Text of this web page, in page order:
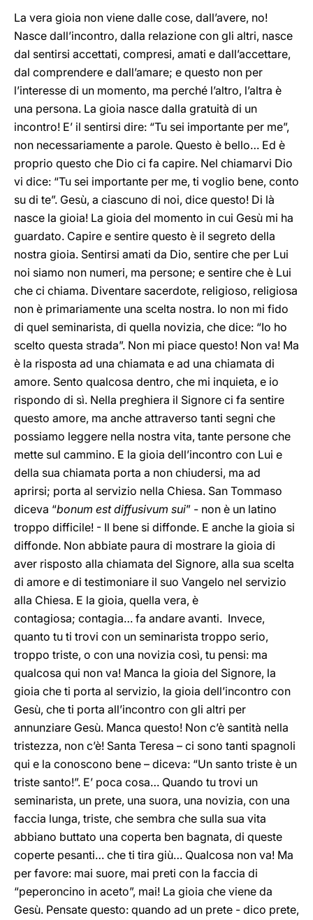
La vera gioia non viene dalle cose, dall’avere, no!
Nasce dall’incontro, dalla relazione con gli altri, nasce
dal sentirsi accettati, compresi, amati e dall’accettare,
dal comprendere e dall’amare; e questo non per
l’interesse di un momento, ma perché l’altro, l’altra è
una persona. La gioia nasce dalla gratuità di un
incontro! E’ il sentirsi dire: “Tu sei importante per me”,
non necessariamente a parole. Questo è bello… Ed è
proprio questo che Dio ci fa capire. Nel chiamarvi Dio
vi dice: “Tu sei importante per me, ti voglio bene, conto
su di te”. Gesù, a ciascuno di noi, dice questo! Di là
nasce la gioia! La gioia del momento in cui Gesù mi ha
guardato. Capire e sentire questo è il segreto della
nostra gioia. Sentirsi amati da Dio, sentire che per Lui
noi siamo non numeri, ma persone; e sentire che è Lui
che ci chiama. Diventare sacerdote, religioso, religiosa
non è primariamente una scelta nostra. Io non mi fido
di quel seminarista, di quella novizia, che dice: “Io ho
scelto questa strada”. Non mi piace questo! Non va! Ma
è la risposta ad una chiamata e ad una chiamata di
amore. Sento qualcosa dentro, che mi inquieta, e io
rispondo di sì. Nella preghiera il Signore ci fa sentire
questo amore, ma anche attraverso tanti segni che
possiamo leggere nella nostra vita, tante persone che
mette sul cammino. E la gioia dell’incontro con Lui e
della sua chiamata porta a non chiudersi, ma ad
aprirsi; porta al servizio nella Chiesa. San Tommaso
diceva “bonum est diffusivum sui” - non è un latino
troppo difficile! - Il bene si diffonde. E anche la gioia si
diffonde. Non abbiate paura di mostrare la gioia di
aver risposto alla chiamata del Signore, alla sua scelta
di amore e di testimoniare il suo Vangelo nel servizio
alla Chiesa. E la gioia, quella vera, è
contagiosa; contagia… fa andare avanti. Invece,
quanto tu ti trovi con un seminarista troppo serio,
troppo triste, o con una novizia così, tu pensi: ma
qualcosa qui non va! Manca la gioia del Signore, la
gioia che ti porta al servizio, la gioia dell’incontro con
Gesù, che ti porta all’incontro con gli altri per
annunziare Gesù. Manca questo! Non c’è santità nella
tristezza, non c’è! Santa Teresa – ci sono tanti spagnoli
qui e la conoscono bene – diceva: “Un santo triste è un
triste santo!”. E’ poca cosa… Quando tu trovi un
seminarista, un prete, una suora, una novizia, con una
faccia lunga, triste, che sembra che sulla sua vita
abbiano buttato una coperta ben bagnata, di queste
coperte pesanti… che ti tira giù… Qualcosa non va! Ma
per favore: mai suore, mai preti con la faccia di
“peperoncino in aceto”, mai! La gioia che viene da
Gesù. Pensate questo: quando ad un prete - dico prete,